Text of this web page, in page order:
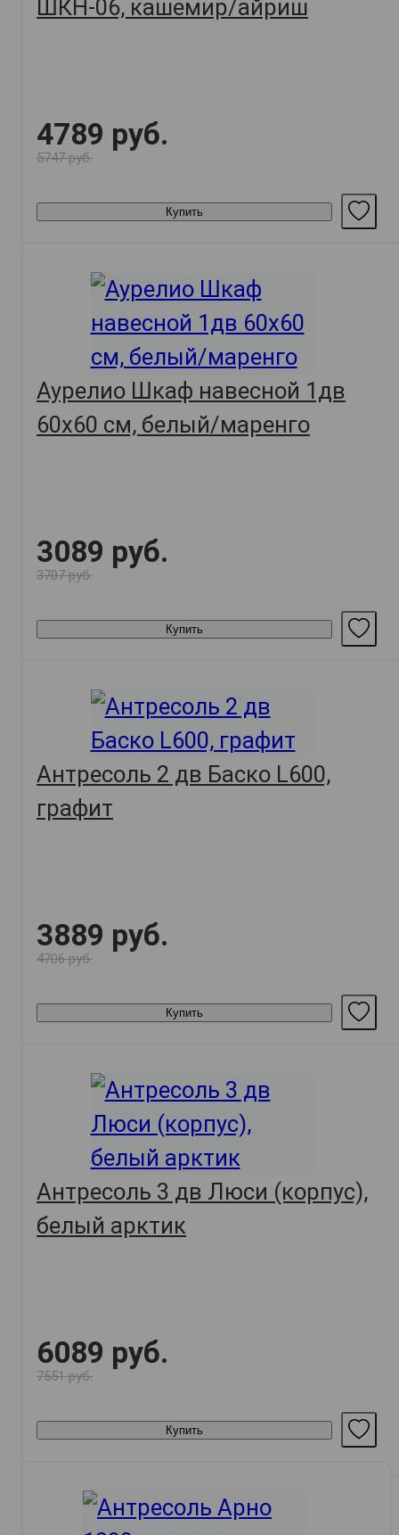
ШКН-06, кашемир/айриш
4789 руб.
5747 руб.
Купить
Аурелио Шкаф навесной 1дв
60х60 см, белый/маренго
3089 руб.
3707 руб.
Купить
Антресоль 2 дв Баско L600,
графит
3889 руб.
4706 руб.
Купить
Антресоль 3 дв Люси (корпус),
белый арктик
6089 руб.
7551 руб.
Купить